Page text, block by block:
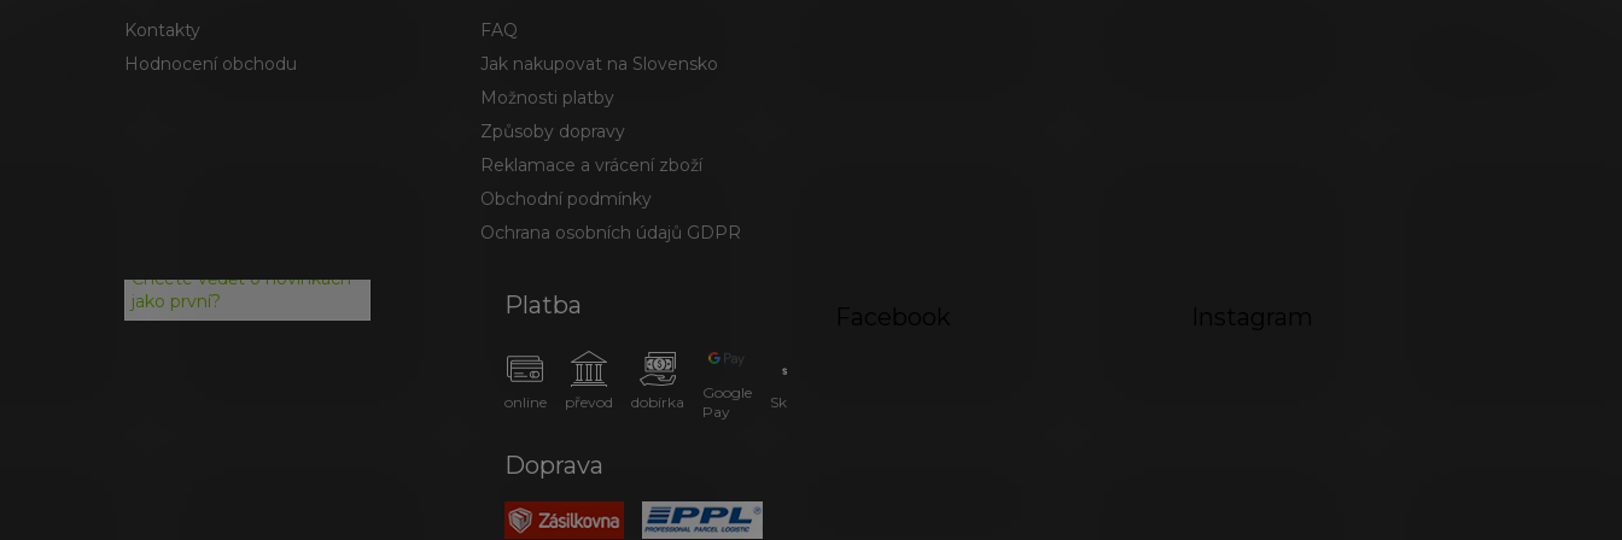
Kontakty
Hodnocení obchodu
FAQ
Jak nakupovat na Slovensko
Možnosti platby
Způsoby dopravy
Reklamace a vrácení zboží
Obchodní podmínky
Ochrana osobních údajů GDPR
Chcete vědět o novinkách
jako první?
Platba
online převod dobírka
Google
Pay
SkipPay
Doprava